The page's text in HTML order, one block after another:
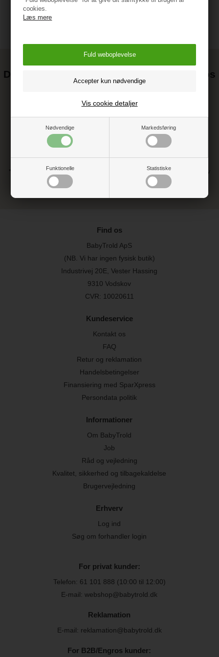
cookies.
Læs mere
Nødvendige Markedsføring
Funktionelle Statistiske
Vis cookie detaljer
Det kan blive endnu billigere at handle hos
os! ;-)
* Ved at tilmelde dig accepterer du vores persondatapolitik vedr. nyhedsbrev
** Du kan altid afmelde dig vores nyhedsbrev, hvis du ikke ønsker at
Find os
BabyTrold ApS
(NB. Vi har ingen fysisk butik)
Industrivej 20E, Vester Hassing
9310 Vodskov
CVR: 10020611
Kundeservice
Kontakt os
FAQ
Retur og reklamation
Handelsbetingelser
Finansiering med SparXpress
Persondata politik
Informationer
Om BabyTrold
Job
Råd og vejledning
Kvalitet, sikkerhed og tilbagekaldelse
Brugervejledning
Erhverv
Log ind
Søg om forhandler login
For privat kunder:
Telefon: 61 101 888 (10:00 til 12:00)
E-mail: webshop@babytrold.dk
Reklamation
E-mail: reklamation@babytrold.dk
For B2B/Engros kunder: